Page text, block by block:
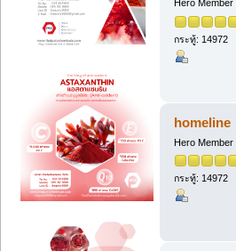
Hero Member
กระทู้: 14972
homeline
Hero Member
กระทู้: 14972